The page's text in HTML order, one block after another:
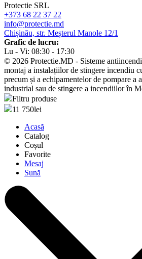
Protectie SRL
+373 68 22 37 22
info@protectie.md
Chișinău, str. Meșterul Manole 12/1
Grafic de lucru:
Lu - Vi: 08:30 - 17:30
© 2026 Protectie.MD - Sisteme
montaj a instalațiilor de stingere incendiu
precum și a echipamentelor de pompare a
industrial sau de stingere a incendiilor în
Filtru produse
11 750lei
Acasă
Catalog
Coșul
Favorite
Mesaj
Sună